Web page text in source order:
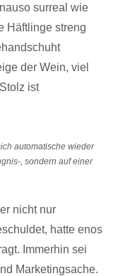
surreal wie
Häftlinge streng
der Wein, viel
ist
automatische wieder
, sondern auf einer
nicht nur
hatte enos
Immerhin sei
Marketingsache.